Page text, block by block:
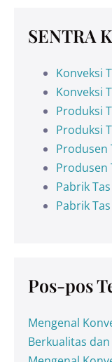
SENTRA
Konveksi
Konveksi
Produksi
Produksi
Produsen
Produsen
Pabrik Tas
Pabrik Tas
Pos-pos
Mengenal
Berkualitas